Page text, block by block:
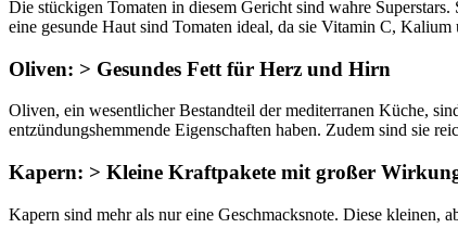
Die stückigen Tomaten in diesem Gericht sind wahre
eine gesunde Haut sind Tomaten ideal, da sie Vitamin C, Kalium
Oliven: > Gesundes Fett für Herz und Hirn
Oliven, ein wesentlicher Bestandteil der mediterranen Küche,
entzündungshemmende Eigenschaften haben. Zudem sind sie
Kapern: > Kleine Kraftpakete mit großer
Kapern sind mehr als nur eine Geschmacksnote. Diese